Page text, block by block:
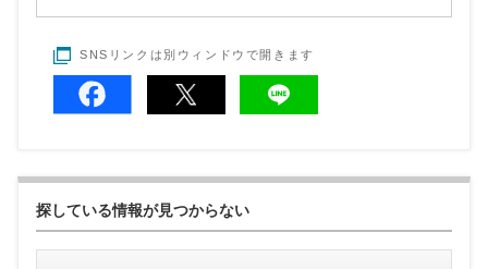
SNSリンクは別ウィンドウで開きます
探している情報が見つからない